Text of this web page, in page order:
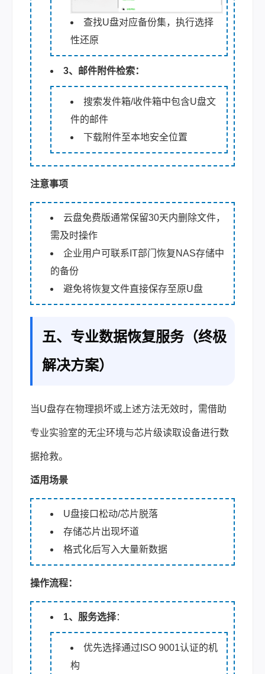
查找U盘对应备份集，执行选择
性还原
3、邮件附件检索：
搜索发件箱/收件箱中包含U盘文
件的邮件
下载附件至本地安全位置
注意事项
云盘免费版通常保留30天内删除文件，
需及时操作
企业用户可联系IT部门恢复NAS存储中
的备份
避免将恢复文件直接保存至原U盘
五、专业数据恢复服务（终极
解决方案）
当U盘存在物理损坏或上述方法无效时，需借助
专业实验室的无尘环境与芯片级读取设备进行数
据抢救。
适用场景
U盘接口松动/芯片脱落
存储芯片出现坏道
格式化后写入大量新数据
操作流程：
1、服务选择：
优先选择通过ISO 9001认证的机
构